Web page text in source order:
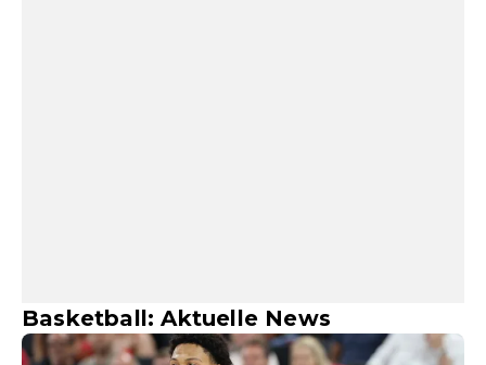
Basketball: Aktuelle News